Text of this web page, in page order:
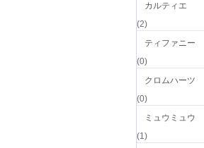
カルティエ
(2)
ティファニー
(0)
クロムハーツ
(0)
ミュウミュウ
(1)